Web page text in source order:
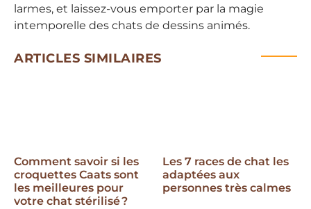
larmes, et laissez-vous emporter par la magie
intemporelle des chats de dessins animés.
ARTICLES SIMILAIRES
Comment savoir si les
croquettes Caats sont
les meilleures pour
votre chat stérilisé ?
Les 7 races de chat les
adaptées aux
personnes très calmes